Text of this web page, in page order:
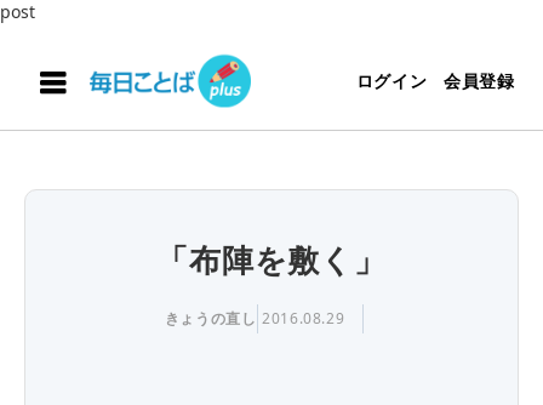
post
ログイン 会員登録
「布陣を敷く」
きょうの直し 2016.08.29